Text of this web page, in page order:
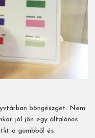
böngészget. Nem
jól jön egy általános
a gömbből és